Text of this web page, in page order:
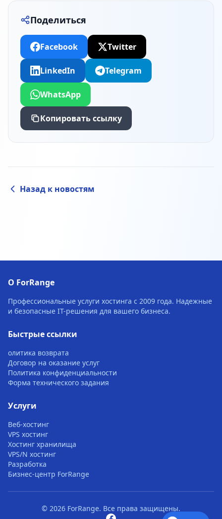
Поделиться
Facebook Twitter
LinkedIn Telegram
WhatsApp
Копировать ссылку
Назад к новостям
О ForRange
Профессиональные услуги хостинга с 2009 года. Надежные
и безопасные IT-решения для вашего бизнеса.
Быстрые ссылки
олитика возврата
Договор на оказание услуг
Политика конфиденциальности
Форма технического задания
Услуги
Веб-хостинг
VPS хостинг
Хостинг хранилища
VPS/N хостинг
Разработка
Бизнес-центр ForRange
© 2026 ForRange. Все права защищены.